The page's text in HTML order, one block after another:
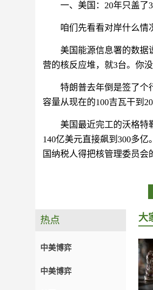
一、美国：20年只盖了
咱们先看看对岸什么情
美国能源信息署的数
营的核反应堆，就3台。你
特朗普去年倒是签了个
容量从现在的100吉瓦干到
美国最近完工的沃格特
140亿美元直接飙到300多
国纳税人得把核管理委员会
热点
中美博弈
中美博弈
大